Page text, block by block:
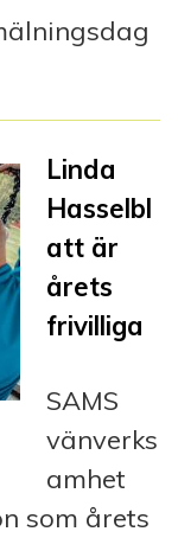
Linda
Hasselbl
att är
årets
frivilliga
SAMS
vänverks
amhet
som årets